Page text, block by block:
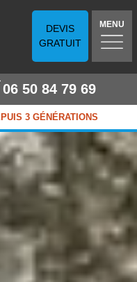
DEVIS
GRATUIT
MENU
06 50 84 79 69
3 GÉNÉRATIONS